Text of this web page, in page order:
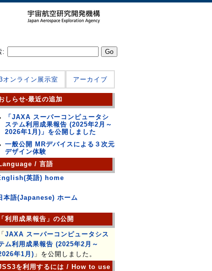
:
オンライン展示室 アーカイブ
しらせ-最近の追加
「JAXA スーパーコンピュータシ
ステム利用成果報告 (2025年2月～
2026年1月)」を公開しました
一般公開 MRデバイスによる３次元
デザイン体験
/ 言語
英語) home
本語(Japanese) ホーム
「利用成果報告」の公開
「 JAXA スーパーコンピュータシス
ム利用成果報告 (2025年2月～
年1月) 」を公開しました。
を利用するには / How to use